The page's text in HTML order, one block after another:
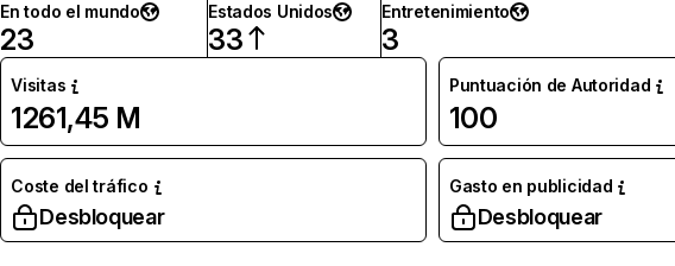
En todo el mundo
23
Estados Unidos
33
Entretenimiento
3
Visitas
1261,45 M
Puntuación de Autoridad
100
Coste del tráfico
Desbloquear
Gasto en publicidad
Desbloquear